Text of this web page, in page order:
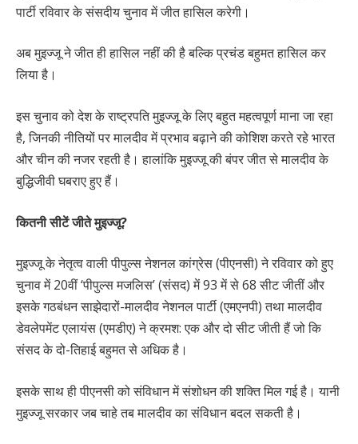
पार्टी रविवार के संसदीय चुनाव में जीत हासिल करेगी।
अब मुइज्जू ने जीत ही हासिल नहीं की है बल्कि प्रचंड बहुमत हासिल कर
लिया है।
इस चुनाव को देश के राष्ट्रपति मुइज्जू के लिए बहुत महत्वपूर्ण माना जा रहा
है, जिनकी नीतियों पर मालदीव में प्रभाव बढ़ाने की कोशिश करते रहे भारत
और चीन की नजर रहती है। हालांकि मुइज्जू की बंपर जीत से मालदीव के
बुद्धिजीवी घबराए हुए हैं।
कितनी सीटें जीते मुइज्जू?
मुइज्जू के नेतृत्व वाली पीपुल्स नेशनल कांग्रेस (पीएनसी) ने रविवार को हुए
चुनाव में 20वीं ‘पीपुल्स मजलिस’ (संसद) में 93 में से 68 सीट जीतीं और
इसके गठबंधन साझेदारों-मालदीव नेशनल पार्टी (एमएनपी) तथा मालदीव
डेवलेपमेंट एलायंस (एमडीए) ने क्रमश: एक और दो सीट जीती हैं जो कि
संसद के दो-तिहाई बहुमत से अधिक है।
इसके साथ ही पीएनसी को संविधान में संशोधन की शक्ति मिल गई है। यानी
मुइज्जू सरकार जब चाहे तब मालदीव का संविधान बदल सकती है।